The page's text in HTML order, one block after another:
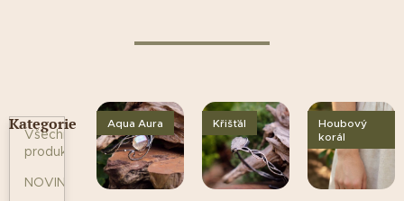
Kategorie
Všechny
produkty
NOVINKY
Aqua Aura Křišťál
Houbový
korál